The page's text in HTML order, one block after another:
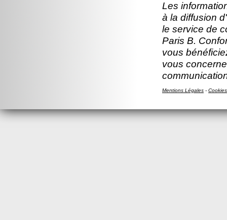
Les
à la diffusion
le service de
Paris B.
vous
vous
Mentions Légales - Cookies